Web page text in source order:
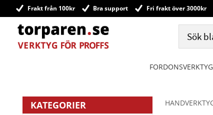
Frakt från 100kr Bra support Fri frakt över 3000kr
FORDONSVERKTYG
KATEGORIER